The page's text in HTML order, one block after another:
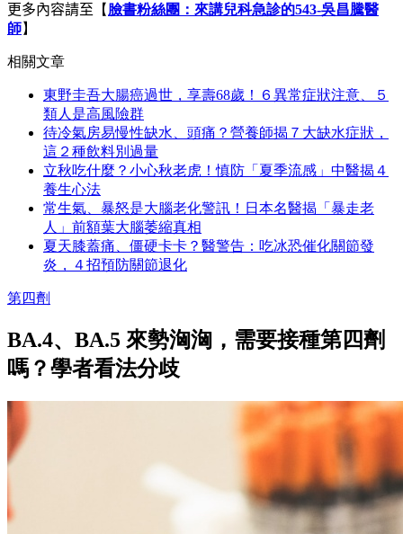
更多內容請至 【 臉書粉絲團：來講兒科急診的543-吳昌騰醫
師】
相關文章
東野圭吾大腸癌過世，享壽68歲！６異常症狀注意、５
類人是高風險群
待冷氣房易慢性缺水、頭痛？營養師揭７大缺水症狀，
這２種飲料別過量
立秋吃什麼？小心秋老虎！慎防「夏季流感」中醫揭４
養生心法
常生氣、暴怒是大腦老化警訊！日本名醫揭「暴走老
人」前額葉大腦萎縮真相
夏天膝蓋痛、僵硬卡卡？醫警告：吃冰恐催化關節發
炎，４招預防關節退化
第四劑
BA.4、BA.5 來勢洶洶，需要接種第四劑
嗎？學者看法分歧